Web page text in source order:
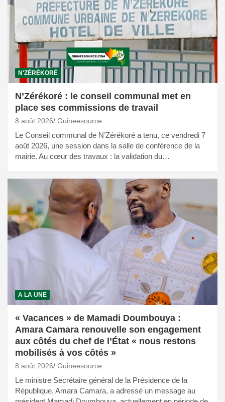
N'ZÉRÉKORÉ
N’Zérékoré : le conseil communal met en
place ses commissions de travail
8 août 2026 Guineesource
Le Conseil communal de N’Zérékoré a tenu, ce vendredi 7
août 2026, une session dans la salle de conférence de la
mairie. Au cœur des travaux : la validation du…
A LA UNE
« Vacances » de Mamadi Doumbouya :
Amara Camara renouvelle son engagement
aux côtés du chef de l’État « nous restons
mobilisés à vos côtés »
8 août 2026 Guineesource
Le ministre Secrétaire général de la Présidence de la
République, Amara Camara, a adressé un message au